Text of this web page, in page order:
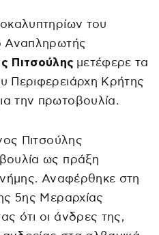
του
Αναπληρωτής
Πιτσούλης μετέφερε τα
Περιφερειάρχη Κρήτης
την πρωτοβουλία.
Πιτσούλης
ως πράξη
Αναφέρθηκε στη
5ης Μεραρχίας
ότι οι άνδρες της,